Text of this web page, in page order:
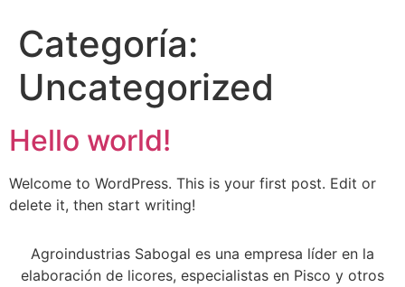
Categoría:
Uncategorized
Hello world!
Welcome to WordPress. This is your first post. Edit or
delete it, then start writing!
Agroindustrias Sabogal es una empresa líder en la
elaboración de licores, especialistas en Pisco y otros